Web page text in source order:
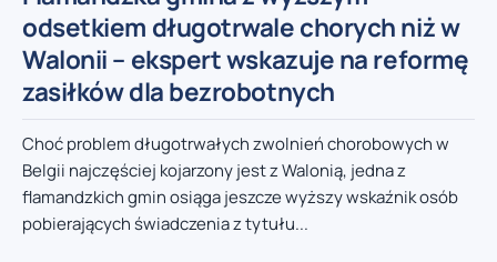
odsetkiem długotrwale chorych niż w
Walonii – ekspert wskazuje na reformę
zasiłków dla bezrobotnych
Choć problem długotrwałych zwolnień chorobowych w
Belgii najczęściej kojarzony jest z Walonią, jedna z
flamandzkich gmin osiąga jeszcze wyższy wskaźnik osób
pobierających świadczenia z tytułu...